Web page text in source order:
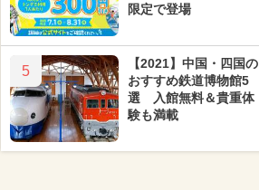
限定で登場
5
【2021】中国・四国の
おすすめ鉄道博物館5
選 入館無料＆貴重体
験も満載